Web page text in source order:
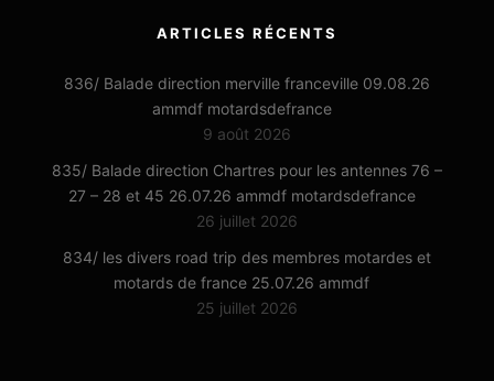
ARTICLES RÉCENTS
836/ Balade direction merville franceville 09.08.26
ammdf motardsdefrance
9 août 2026
835/ Balade direction Chartres pour les antennes 76 –
27 – 28 et 45 26.07.26 ammdf motardsdefrance
26 juillet 2026
834/ les divers road trip des membres motardes et
motards de france 25.07.26 ammdf
25 juillet 2026